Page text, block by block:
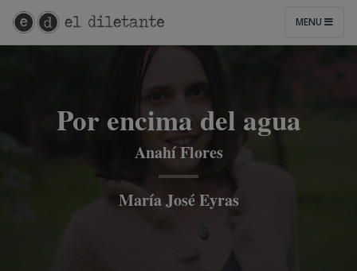
MENU
Por encima del agua
Anahí Flores
María José Eyras